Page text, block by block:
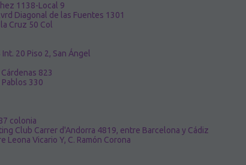
1138-Local 9
Diagonal de las Fuentes 1301
Cruz 50 Col
20 Piso 2, San Ángel
823
330
colonia
Club Carrer d'Andorra 4819, entre Barcelona y Cádiz
Vicario Y, C. Ramón Corona